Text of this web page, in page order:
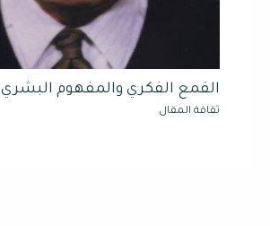
القمع الفكري والمفهوم البشري
ثقافة المقال